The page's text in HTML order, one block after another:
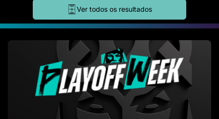
Ver todos os resultados